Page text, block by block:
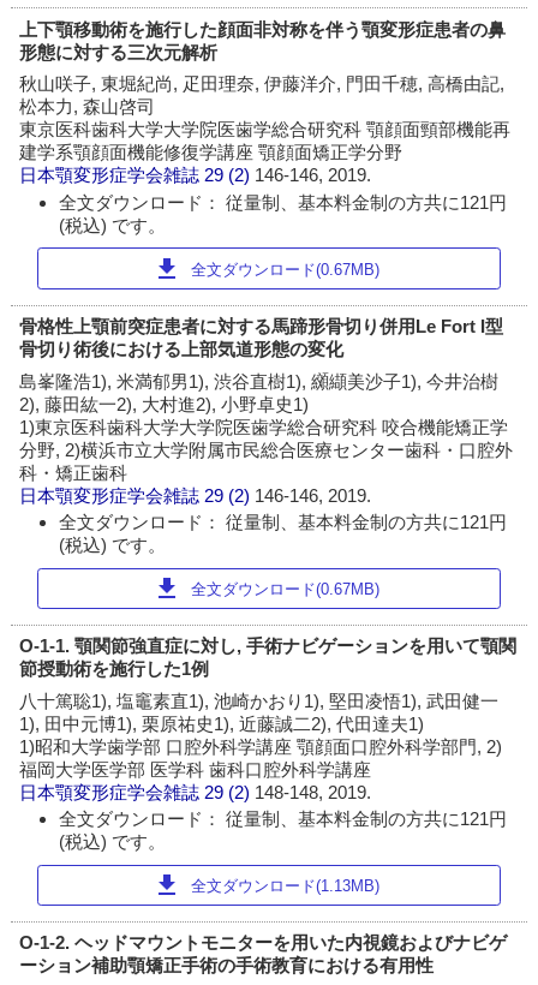
上下顎移動術を施行した顔面非対称を伴う顎変形症患者の鼻
形態に対する三次元解析
秋山咲子, 東堀紀尚, 疋田理奈, 伊藤洋介, 門田千穂, 高橋由記,
松本力, 森山啓司
東京医科歯科大学大学院医歯学総合研究科 顎顔面頸部機能再
建学系顎顔面機能修復学講座 顎顔面矯正学分野
日本顎変形症学会雑誌 29 (2) 146-146, 2019.
全文ダウンロード： 従量制、基本料金制の方共に121円
(税込) です。
download 全文ダウンロード(0.67MB)
骨格性上顎前突症患者に対する馬蹄形骨切り併用Le Fort I型
骨切り術後における上部気道形態の変化
島峯隆浩1), 米満郁男1), 渋谷直樹1), 纐纈美沙子1), 今井治樹
2), 藤田紘一2), 大村進2), 小野卓史1)
1)東京医科歯科大学大学院医歯学総合研究科 咬合機能矯正学
分野, 2)横浜市立大学附属市民総合医療センター歯科・口腔外
科・矯正歯科
日本顎変形症学会雑誌 29 (2) 146-146, 2019.
全文ダウンロード： 従量制、基本料金制の方共に121円
(税込) です。
download 全文ダウンロード(0.67MB)
O-1-1. 顎関節強直症に対し, 手術ナビゲーションを用いて顎関
節授動術を施行した1例
八十篤聡1), 塩竈素直1), 池崎かおり1), 堅田凌悟1), 武田健一
1), 田中元博1), 栗原祐史1), 近藤誠二2), 代田達夫1)
1)昭和大学歯学部 口腔外科学講座 顎顔面口腔外科学部門, 2)
福岡大学医学部 医学科 歯科口腔外科学講座
日本顎変形症学会雑誌 29 (2) 148-148, 2019.
全文ダウンロード： 従量制、基本料金制の方共に121円
(税込) です。
download 全文ダウンロード(1.13MB)
O-1-2. ヘッドマウントモニターを用いた内視鏡およびナビゲ
ーション補助顎矯正手術の手術教育における有用性